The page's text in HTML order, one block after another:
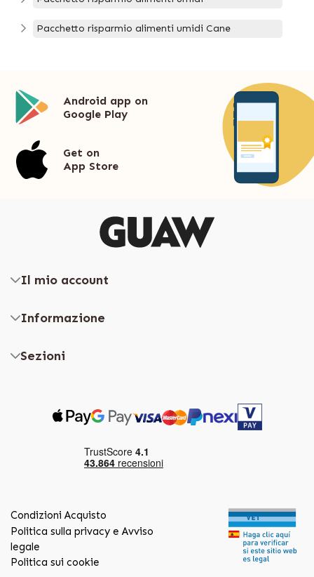
Pacchetto risparmio alimenti umidi Cane
Android app on
Google Play
Get on
App Store
Il mio account
Informazione
Sezioni
Condizioni Acquisto
Politica sulla privacy e Avviso
legale
Politica sui cookie